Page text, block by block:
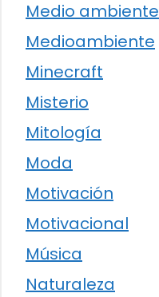
Medio ambiente
Medioambiente
Minecraft
Misterio
Mitología
Moda
Motivación
Motivacional
Música
Naturaleza